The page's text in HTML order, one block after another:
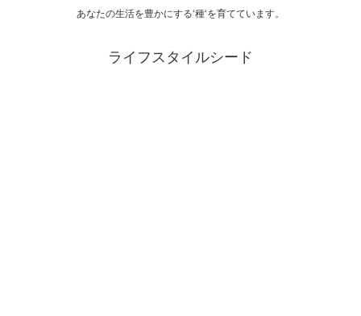
あなたの生活を豊かにする‘種‘を育てています。
ライフスタイルシード